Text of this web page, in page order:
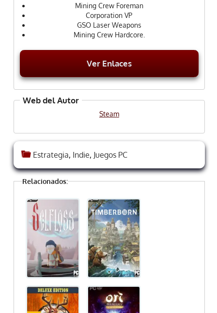
Mining Crew Foreman
Corporation VP
GSO Laser Weapons
Mining Crew Hardcore.
Ver Enlaces
Web del Autor
Steam
Estrategia, Indie, Juegos PC
Relacionados: